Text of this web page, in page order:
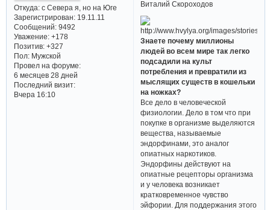
Откуда:с Севера я, но на Юге
Зарегистрирован: 19.11.11
Сообщений:9492
Уважение: +178
Позитив: +327
Пол:Мужской
Провел на форуме:
6 месяцев 28 дней
Последний визит:
Вчера 16:10
Виталий Скороходов
Знаете почему миллионы
людей во всем мире так легко
подсадили на культ
потребления и превратили из
мыслящих существ в кошельки
на ножках?
Все дело в человеческой
физиологии. Дело в том что при
покупке в организме выделяются
вещества, называемые
эндорфинами, это аналог
опиатных наркотиков.
Эндорфины действуют на
опиатные рецепторы организма
и у человека возникает
кратковременное чувство
эйфории. Для поддержания этого